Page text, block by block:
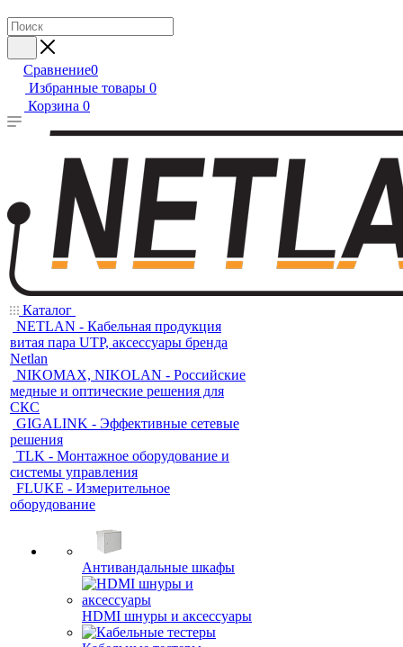
Сравнение0
Избранные товары 0
Корзина 0
Каталог
NETLAN - Кабельная продукция
витая пара UTP, аксессуары бренда
Netlan
NIKOMAX, NIKOLAN - Российские
медные и оптические решения для
СКС
GIGALINK - Эффективные сетевые
решения
TLK - Монтажное оборудование и
системы управления
FLUKE - Измерительное
оборудование
Антивандальные шкафы
HDMI шнуры и аксессуары